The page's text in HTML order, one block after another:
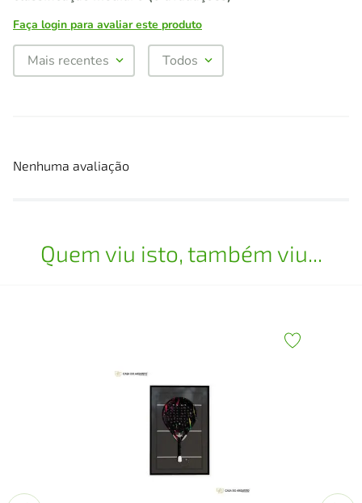
Faça login para avaliar este produto
Mais recentes Todos
Nenhuma avaliação
Quem viu isto, também viu...